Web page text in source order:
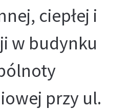
ciepłej i
w budynku
przy ul.